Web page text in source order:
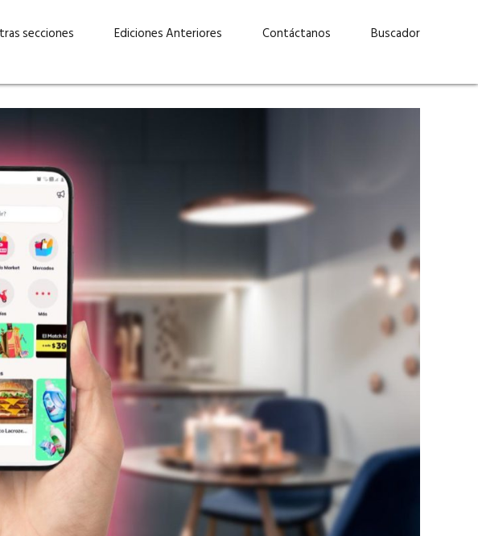
Elizabeth Suárez: “Las
mujeres podemos liderar y
abrirnos paso por nuestros
propios méritos”
EN PORTADA marzo 2026
Lucas Martínez Paz: “En
tecnología, hay que invertir
con inteligencia, no por
secciones Ediciones Anteriores Contáctanos Buscador